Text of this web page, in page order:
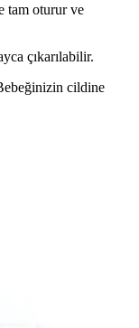
tam oturur ve
çıkarılabilir.
cildine